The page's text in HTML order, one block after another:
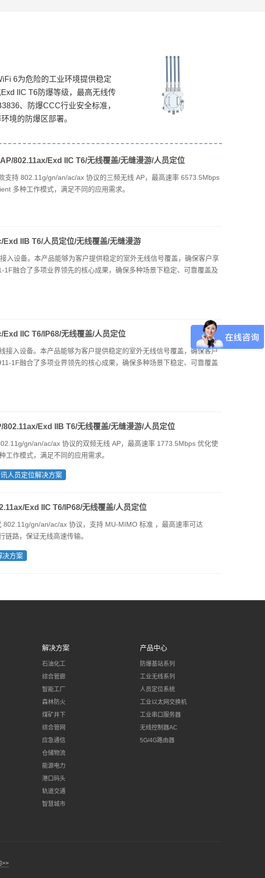
6为危险的工业环境提供稳定
IIC T6防爆等级，最高无线传
、防爆CCC行业安全标准，
境的防爆区部署。
802.11ax/Exd IIC T6/无线覆盖/无缝漫游/人员定位
支持 802.11g/gn/an/ac/ax 协议的三频无线 AP，最高速率 6573.5Mbps
多种工作模式，满足不同的应用需求。
IIB T6/人员定位/无线覆盖/无缝漫游
入设备。本产品能够为客户提供稳定的室外无线信号覆盖，确保客户享
1F融合了多项业界领先的核心成果，确保多种场景下稳定、可靠覆盖及
Exd IIC T6/IP68/无线覆盖/人员定位
接入设备。本产品能够为客户提供稳定的室外无线信号覆盖，确保客户
1F融合了多项业界领先的核心成果，确保多种场景下稳定、可靠覆盖
Exd IIB T6/无线覆盖/无缝漫游/人员定位
gn/an/ac/ax 协议的双频无线 AP，最高速率 1773.5Mbps 优化使
工作模式，满足不同的应用需求。
人员定位解决方案
Exd IIC T6/IP68/无线覆盖/人员定位
gn/an/ac/ax 协议，支持 MU-MIMO 标准 ，最高速率可达
路，保证无线高速传输。
决方案
解决方案
石油化工
综合管廊
智能工厂
森林防火
煤矿井下
综合管网
应急通信
仓储物流
能源电力
港口码头
轨道交通
智慧城市
产品中心
防爆基站系列
工业无线系列
人员定位系统
工业以太网交换机
工业串口服务器
无线控制器AC
5G/4G路由器
>>